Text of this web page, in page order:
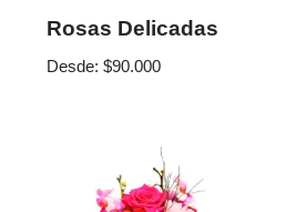
Rosas Delicadas
Desde:$90.000